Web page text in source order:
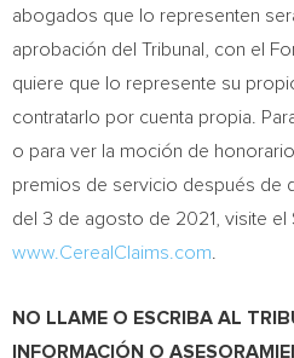
abogados que lo representen
aprobación del Tribunal, con el
quiere que lo represente su
contratarlo por cuenta propia.
o para ver la moción de
premios de servicio después de
del 3 de agosto de 2021, visite el
www.CerealClaims.com
NO LLAME O ESCRIBA AL
INFORMACIÓN O